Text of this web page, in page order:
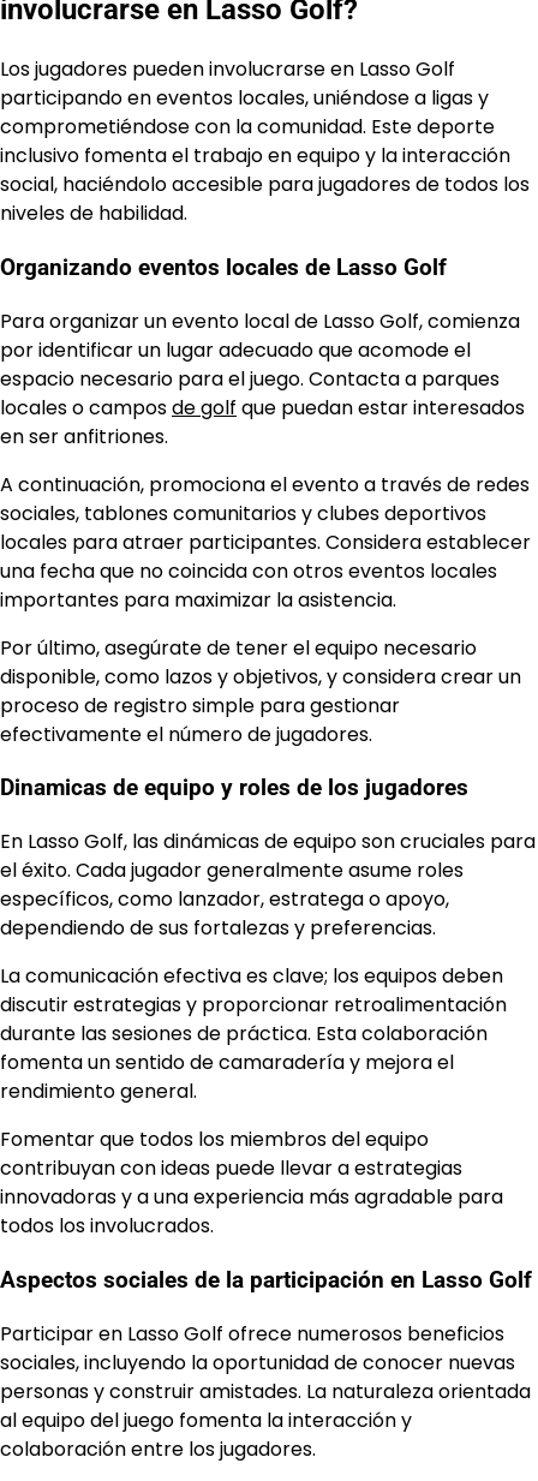
involucrarse en Lasso Golf?
Los jugadores pueden involucrarse en Lasso Golf
participando en eventos locales, uniéndose a ligas y
comprometiéndose con la comunidad. Este deporte
inclusivo fomenta el trabajo en equipo y la interacción
social, haciéndolo accesible para jugadores de todos los
niveles de habilidad.
Organizando eventos locales de Lasso Golf
Para organizar un evento local de Lasso Golf, comienza
por identificar un lugar adecuado que acomode el
espacio necesario para el juego. Contacta a parques
locales o camposde golf que puedan estar interesados
en ser anfitriones.
A continuación, promociona el evento a través de redes
sociales, tablones comunitarios y clubes deportivos
locales para atraer participantes. Considera establecer
una fecha que no coincida con otros eventos locales
importantes para maximizar la asistencia.
Por último, asegúrate de tener el equipo necesario
disponible, como lazos y objetivos, y considera crear un
proceso de registro simple para gestionar
efectivamente el número de jugadores.
Dinamicas de equipo y roles de los jugadores
En Lasso Golf, las dinámicas de equipo son cruciales para
el éxito. Cada jugador generalmente asume roles
específicos, como lanzador, estratega o apoyo,
dependiendo de sus fortalezas y preferencias.
La comunicación efectiva es clave; los equipos deben
discutir estrategias y proporcionar retroalimentación
durante las sesiones de práctica. Esta colaboración
fomenta un sentido de camaradería y mejora el
rendimiento general.
Fomentar que todos los miembros del equipo
contribuyan con ideas puede llevar a estrategias
innovadoras y a una experiencia más agradable para
todos los involucrados.
Aspectos sociales de la participación en Lasso Golf
Participar en Lasso Golf ofrece numerosos beneficios
sociales, incluyendo la oportunidad de conocer nuevas
personas y construir amistades. La naturaleza orientada
al equipo del juego fomenta la interacción y
colaboración entre los jugadores.